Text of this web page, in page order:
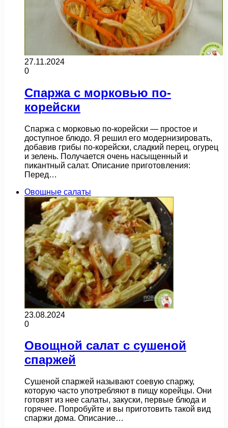
27.11.2024
0
Спаржа с морковью по-
корейски
Спаржа с морковью по-корейски — простое и
доступное блюдо. Я решил его модернизировать,
добавив грибы по-корейски, сладкий перец, огурец
и зелень. Получается очень насыщенный и
пикантный салат. Описание приготовления:
Перед…
Овощные салаты
23.08.2024
0
Овощной салат с сушеной
спаржей
Сушеной спаржей называют соевую спаржу,
которую часто употребляют в пищу корейцы. Они
готовят из нее салаты, закуски, первые блюда и
горячее. Попробуйте и вы приготовить такой вид
спаржи дома. Описание…